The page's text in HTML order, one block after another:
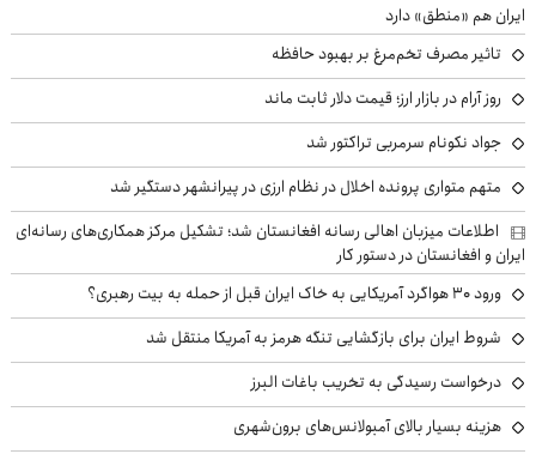
ایران هم «منطق» دارد
تاثیر مصرف تخم‌مرغ بر بهبود حافظه
روز آرام در بازار ارز؛ قیمت دلار ثابت ماند
جواد نکونام سرمربی تراکتور شد
متهم متواری پرونده اخلال در نظام ارزی در پیرانشهر دستگیر شد
اطلاعات میزبان اهالی رسانه افغانستان شد؛ تشکیل مرکز همکاری‌های رسانه‌ای
ایران و افغانستان در دستور کار
ورود ۳۰ هواگرد آمریکایی به خاک ایران قبل از حمله به بیت رهبری؟
شروط ایران برای بازگشایی تنگه هرمز به آمریکا منتقل شد
درخواست رسیدگی به تخریب باغات البرز
هزینه بسیار بالای آمبولانس‌های برون‌شهری